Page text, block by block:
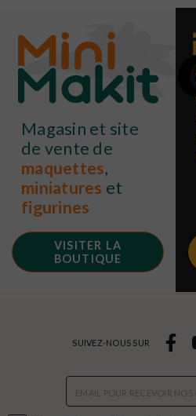
Magasin et site
de vente de
maquettes,
miniatures et
figurines
VISITER LA
BOUTIQUE
SUIVEZ-NOUS SUR